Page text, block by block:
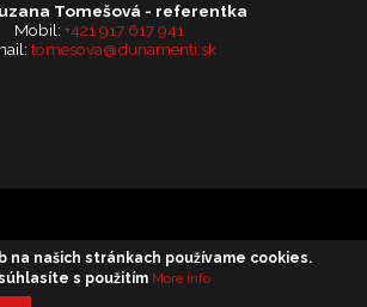
Tomešová - referentka
Mobil: +421 917 617 941
tomesova@dunamenti.sk
© 2026 Dunamenti s.r.o.
webdesign by
na našich stránkach používame cookies.
s použitím More info